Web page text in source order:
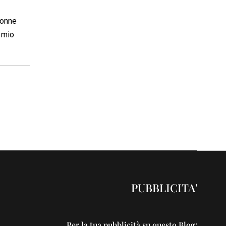
PUBBLICITA'